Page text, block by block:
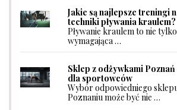
Jakie są najlepsze treningi
techniki pływania kraulem?
Pływanie kraulem to nie
wymagająca …
Sklep z odżywkami
dla sportowców
Wybór odpowiedniego
Poznaniu może być nie …